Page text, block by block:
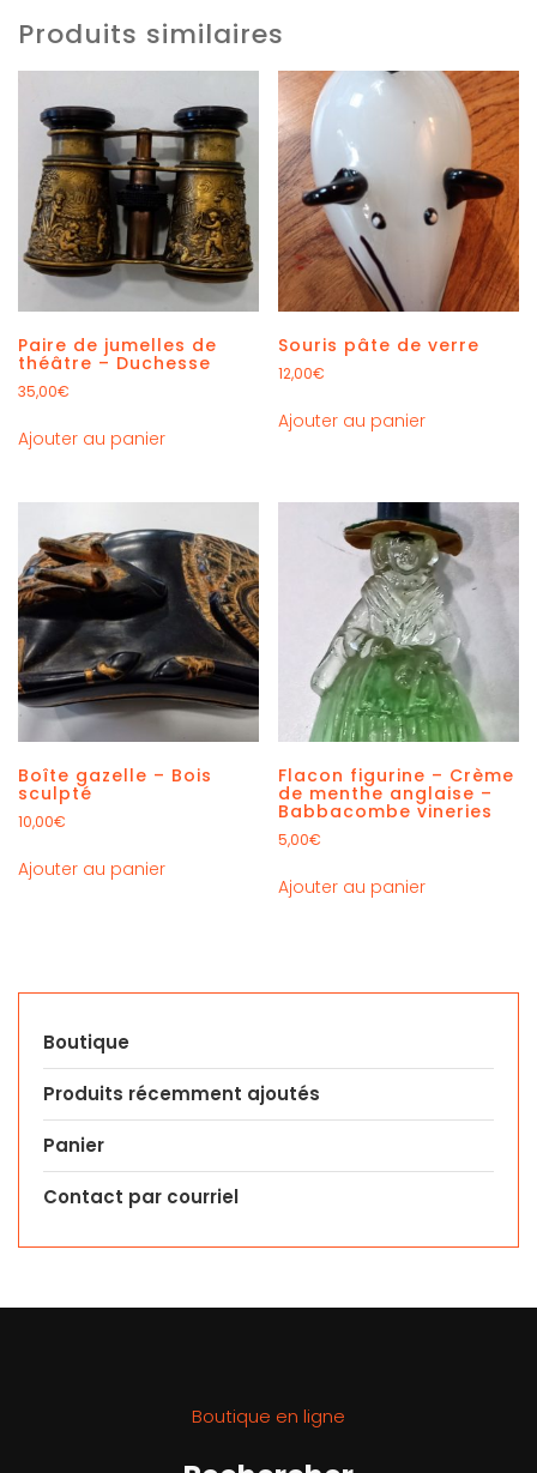
Produits similaires
Paire de jumelles de
théâtre – Duchesse
35,00€
Ajouter au panier
Souris pâte de verre
12,00€
Ajouter au panier
Boîte gazelle – Bois
sculpté
10,00€
Ajouter au panier
Flacon figurine – Crème
de menthe anglaise –
Babbacombe vineries
5,00€
Ajouter au panier
Boutique
Produits récemment ajoutés
Panier
Contact par courriel
Boutique en ligne